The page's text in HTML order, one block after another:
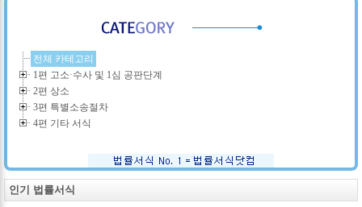
전체 카테고리
1편 고소·수사 및 1심 공판단계
2편 상소
3편 특별소송절차
4편 기타 서식
인기 법률서식